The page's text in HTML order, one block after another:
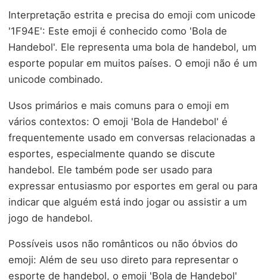
Interpretação estrita e precisa do emoji com unicode
'1F94E': Este emoji é conhecido como 'Bola de
Handebol'. Ele representa uma bola de handebol, um
esporte popular em muitos países. O emoji não é um
unicode combinado.
Usos primários e mais comuns para o emoji em
vários contextos: O emoji 'Bola de Handebol' é
frequentemente usado em conversas relacionadas a
esportes, especialmente quando se discute
handebol. Ele também pode ser usado para
expressar entusiasmo por esportes em geral ou para
indicar que alguém está indo jogar ou assistir a um
jogo de handebol.
Possíveis usos não românticos ou não óbvios do
emoji: Além de seu uso direto para representar o
esporte de handebol, o emoji 'Bola de Handebol'